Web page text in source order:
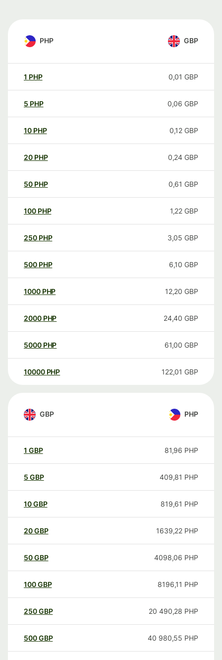
PHP GBP
1 PHP 0,01 GBP
5 PHP 0,06 GBP
10 PHP 0,12 GBP
20 PHP 0,24 GBP
50 PHP 0,61 GBP
100 PHP 1,22 GBP
250 PHP 3,05 GBP
500 PHP 6,10 GBP
1000 PHP 12,20 GBP
2000 PHP 24,40 GBP
5000 PHP 61,00 GBP
10000 PHP 122,01 GBP
GBP PHP
1 GBP 81,96 PHP
5 GBP 409,81 PHP
10GBP 819,61 PHP
20GBP 1639,22 PHP
50GBP 4098,06 PHP
100GBP 8196,11 PHP
250GBP 20 490,28 PHP
500GBP 40 980,55 PHP